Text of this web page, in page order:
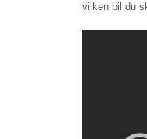
vilken bil du